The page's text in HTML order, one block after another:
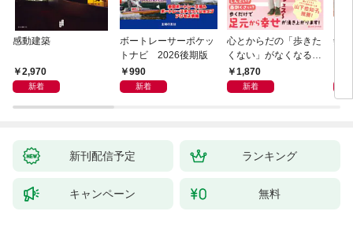
感動建築
2,970
新着
ボートレーサーポケッ
トナビ 2026後期版
990
新着
心とからだの「歩きた
くない」がなくなる
らせん流 ゆるらく歩
き
1,870
新着
剣
新刊配信予定 ランキング
キャンペーン 無料